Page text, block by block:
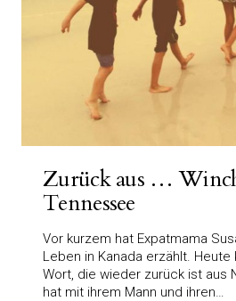
Zurück aus …
Tennessee
Vor kurzem hat Expatmama
Leben in Kanada erzählt. Heute
Wort, die wieder zurück ist aus
hat mit ihrem Mann und ihren…